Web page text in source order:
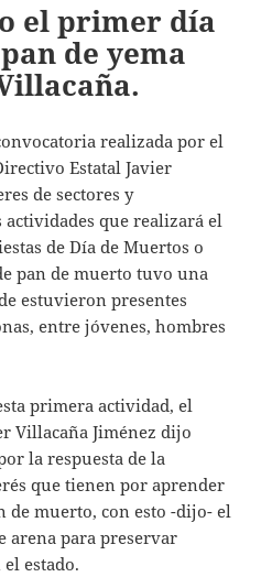
el primer día
de yema
realizada por el
Estatal Javier
de sectores y
actividades que realizará el
de Día de Muertos o
pan de muerto tuvo una
estuvieron presentes
entre jóvenes, hombres
primera actividad, el
Villacaña Jiménez dijo
la respuesta de la
que tienen por aprender
de muerto, con esto -dijo- el
arena para preservar
estado.